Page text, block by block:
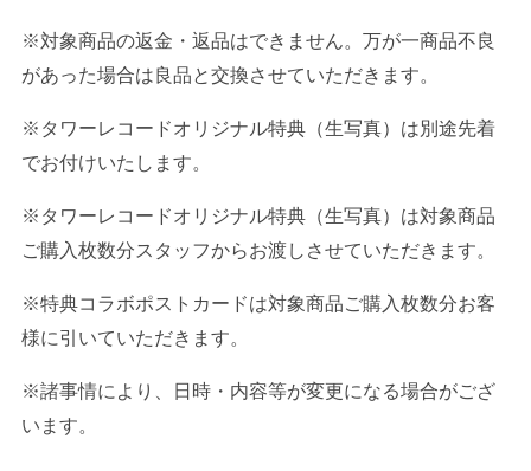
※対象商品の返金・返品はできません。万が一商品不良
があった場合は良品と交換させていただきます。
※タワーレコードオリジナル特典（生写真）は別途先着
でお付けいたします。
※タワーレコードオリジナル特典（生写真）は対象商品
ご購入枚数分スタッフからお渡しさせていただきます。
※特典コラボポストカードは対象商品ご購入枚数分お客
様に引いていただきます。
※諸事情により、日時・内容等が変更になる場合がござ
います。